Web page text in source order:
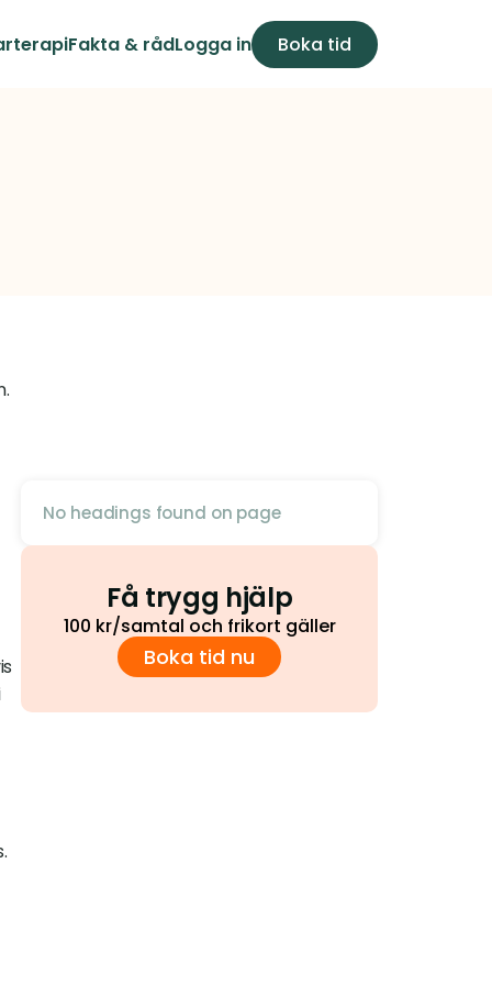
Fakta & rådLogga in Boka tid
No headings found on page
Få trygg hjälp
100 kr/samtal och frikort gäller
Boka tid nu